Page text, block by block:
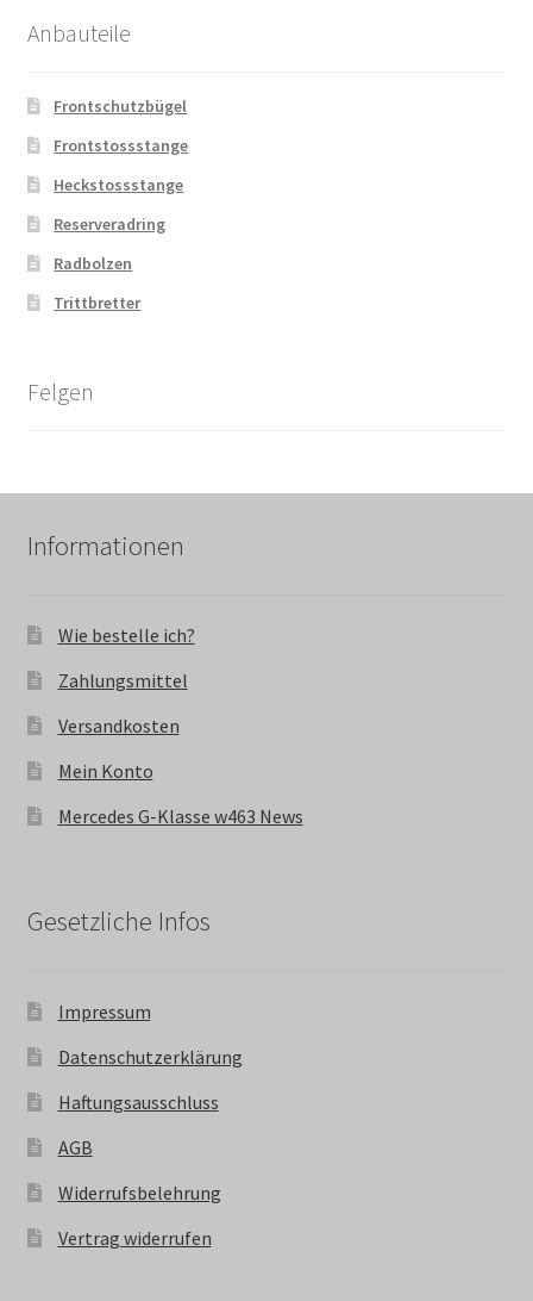
Anbauteile
Frontschutzbügel
Frontstossstange
Heckstossstange
Reserveradring
Radbolzen
Trittbretter
Felgen
Informationen
Wie bestelle ich?
Zahlungsmittel
Versandkosten
Mein Konto
Mercedes G-Klasse w463 News
Gesetzliche Infos
Impressum
Datenschutzerklärung
Haftungsausschluss
AGB
Widerrufsbelehrung
Vertrag widerrufen